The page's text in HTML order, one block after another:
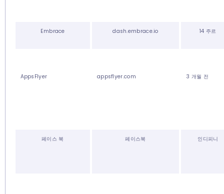
Embrace dash.embrace.io 14 주르
AppsFlyer appsflyer.com 3 개월 전
페이스 북 페이스북 인디피니